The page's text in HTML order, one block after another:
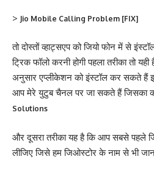
> Jio Mobile Calling Problem [FIX]
तो दोस्तों व्हाट्सएप को जियो फोन में से
ट्रिक फॉलो करनी होगी पहला तरीका तो
अनुसार एप्लीकेशन को इंस्टॉल कर सकते हैं
आप मेरे युटुब चैनल पर जा सकते हैं जिसका
Solutions
और दूसरा तरीका यह है कि आप सबसे पहले
लीजिए जिसे हम जिओस्टोर के नाम से भी